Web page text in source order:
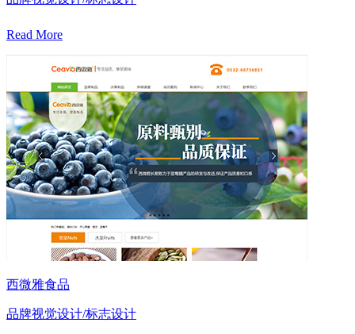
Read More
西微雅食品
品牌视觉设计/标志设计